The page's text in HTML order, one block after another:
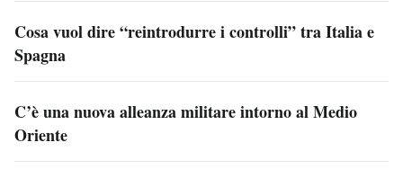
Cosa vuol dire “reintrodurre i controlli” tra Italia e
Spagna
C’è una nuova alleanza militare intorno al Medio
Oriente